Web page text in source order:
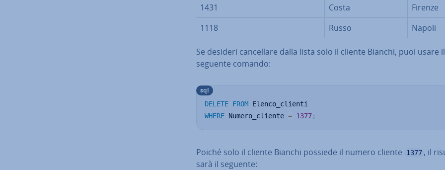
1431
Costa
Firenze
1118
Russo Napoli
Se desideri can­cel­la­re dalla lista solo il cliente Bianchi, puoi usare il
seguente comando:
DELETE FROM
WHERE Numero_cliente = 1377;
sql
Poiché solo il cliente Bianchi possiede il numero cliente 1377 , il
sarà il seguente: